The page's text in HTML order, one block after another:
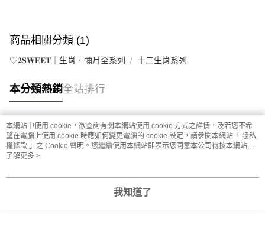
商品相關分類 (1)
♡𝟐𝐒𝐖𝐄𝐄𝐓｜生肖．彌月全系列 十二生肖系列
本分類熱銷全站排行
熱門標籤
本網站中使用 cookie，欲查詢有關本網站使用 cookie 方式之詳情，及若您不希
望在電腦上使用 cookie 時應如何變更電腦的 cookie 設定，請參閱本網站「 隱私
權條款 」之 Cookie 聲明。您繼續使用本網站即表示您同意本公司得按本網站使
用條款之 Cookie 聲明使用 cookie。
了解更多 >
我知道了